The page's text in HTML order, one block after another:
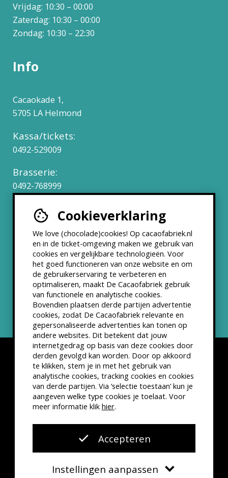
Cookieverklaring
We love (chocolade)cookies! Op cacaofabriek.nl
en in de ticket-omgeving maken we gebruik van
cookies en vergelijkbare technologieën. Voor
het goed functioneren van onze website en om
de gebruikerservaring te verbeteren en
optimaliseren, maakt De Cacaofabriek gebruik
van functionele en analytische cookies.
Bovendien plaatsen derde partijen advertentie
cookies, zodat De Cacaofabriek relevante en
gepersonaliseerde advertenties kan tonen op
andere websites. Dit betekent dat jouw
internetgedrag op basis van deze cookies door
derden gevolgd kan worden. Door op akkoord
te klikken, stem je in met het gebruik van
analytische cookies, tracking cookies en cookies
van derde partijen. Via ‘selectie toestaan’ kun je
aangeven welke type cookies je toelaat. Voor
meer informatie klik hier.
Accepteren
Instellingen aanpassen
Vrijdag: 10:30 – 00:00
Zaterdag: 10:30 – 00:00
Zondag: 10:30 – 22:30
Info
Cacaokade 1,
5705 LA Helmond
Kassa/tickets:
0492-529009
Brasserie:
0492-768999
Werken bij
Partners & Samenwerkingen
ANBI status
Nieuwsbrief
Disclaimer Privacyverklaring
Kleine lettertjes
VSCD Bezoekersvoorwaarden
Website doorThe Cre8ion.Lab